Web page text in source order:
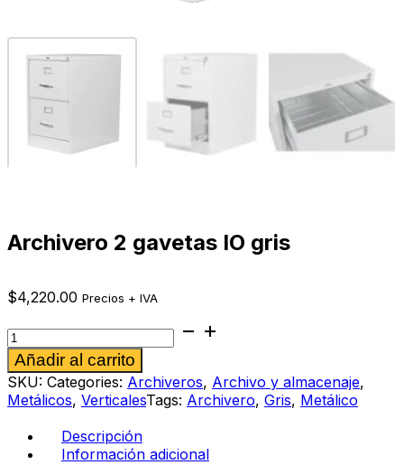
Archivero 2 gavetas IO gris
$4,220.00 Precios + IVA
Archivero
2
gavetas
IO
gris
cantidad
Añadir al carrito
SKU: Categories: Archiveros, Archivo y almacenaje,
Metálicos, VerticalesTags: Archivero, Gris, Metálico
Descripción
Información adicional